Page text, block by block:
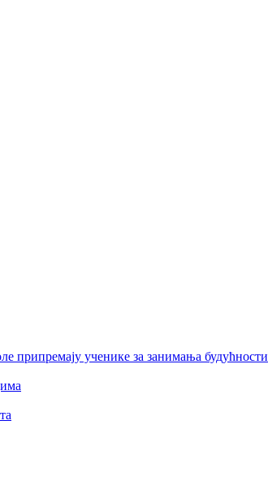
припремају ученике за занимања будућности